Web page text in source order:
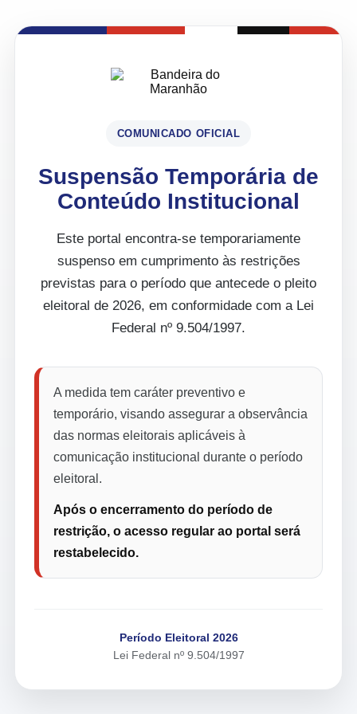
COMUNICADO OFICIAL
Suspensão Temporária de
Conteúdo Institucional
Este portal encontra-se temporariamente
suspenso em cumprimento às restrições
previstas para o período que antecede o pleito
eleitoral de 2026, em conformidade com a Lei
Federal nº 9.504/1997.
A medida tem caráter preventivo e
temporário, visando assegurar a observância
das normas eleitorais aplicáveis à
comunicação institucional durante o período
eleitoral.
Após o encerramento do período de
restrição, o acesso regular ao portal será
restabelecido.
Período Eleitoral 2026
Lei Federal nº 9.504/1997